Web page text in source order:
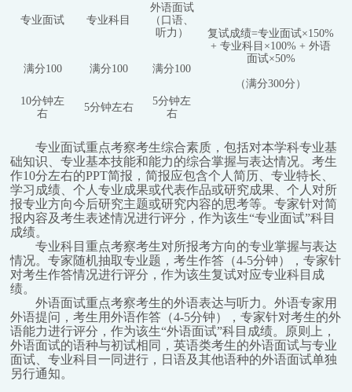
专业面试 专业科目
外语面试
（口语、
听力）
复试成绩=专业面试×150%
+ 专业科目×100% + 外语
面试×50%
（满分300分）
满分100 满分100 满分100
10分钟左
右
5分钟左右
5分钟左
右
专业面试重点考察考生综合素质，包括对本学科专业基
础知识、专业基本技能和能力的综合掌握与表达情况。考生
作10分左右的PPT简报，简报应包含个人简历、专业特长、
学习成绩、个人专业成果或代表作品或研究成果、个人对所
报专业方向今后研究主题或研究内容的思考等。专家针对简
报内容及考生表述情况进行评分，作为该生“专业面试”科目
成绩。
专业科目重点考察考生对所报考方向的专业掌握与表达
情况。专家随机抽取专业题，考生作答（4-5分钟），专家针
对考生作答情况进行评分，作为该生复试对应专业科目成
绩。
外语面试重点考察考生的外语表达与听力。外语专家用
外语提问，考生用外语作答（4-5分钟），专家针对考生的外
语能力进行评分，作为该生“外语面试”科目成绩。原则上，
外语面试的语种与初试相同，英语类考生的外语面试与专业
面试、专业科目一同进行，日语及其他语种的外语面试单独
另行通知。